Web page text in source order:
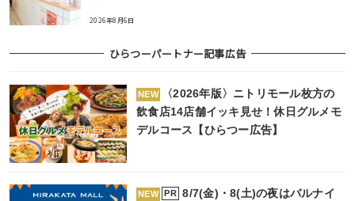
2026年8月6日
ひらつーパートナー記事広告
NEW
〈2026年版〉ニトリモール枚方の
飲食店14店舗イッキ見せ！休日グルメモ
デルコース【ひらつー広告】
NEW PR
8/7(金)・8(土)の夜はバルナイ